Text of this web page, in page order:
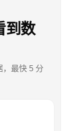
到数
，最快 5 分